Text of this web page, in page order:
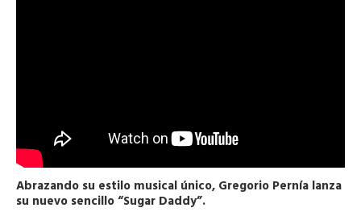
Abrazando su estilo musical único, Gregorio Pernía lanza
su nuevo sencillo “Sugar Daddy”.